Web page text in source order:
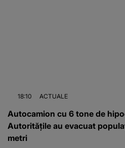
18:10 ACTUALE
Autocamion cu 6 tone de
Autoritățile au evacuat
metri